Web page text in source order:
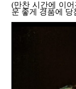
(만찬 시간에 이
운 좋게 경품에